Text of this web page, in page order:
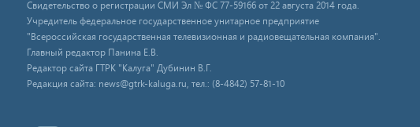
Свидетельство о регистрации СМИ Эл № ФС 77-59166 от 22 августа 2014 года.
Учредитель федеральное государственное унитарное предприятие
"Всероссийская государственная телевизионная и радиовещательная компания".
Главный редактор Панина Е.В.
Редактор сайта ГТРК "Калуга" Дубинин В.Г.
Редакция сайта: news@gtrk-kaluga.ru, тел.: (8-4842) 57-81-10